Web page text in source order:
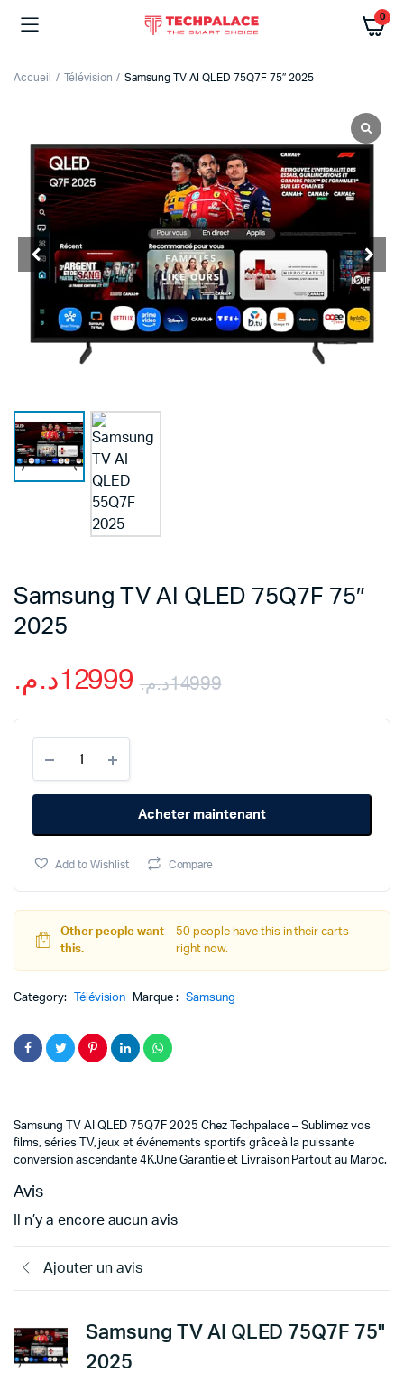
0
Accueil Télévision Samsung TV AI QLED 75Q7F 75″ 2025
Samsung TV AI QLED 75Q7F 75″
2025
14999د.م.
Le
initial
était :
14999د.م..
12999د.م.
Le
actuel
est :
12999د.م..
AI
QLED
75"
quantity
Acheter maintenant
Add to Wishlist Compare
Other people want
this.
50 people have this in their carts
right now.
Category: Télévision Marque : Samsung
Samsung TV AI QLED 75Q7F 2025 Chez Techpalace – Sublimez vos
films, séries TV, jeux et événements sportifs grâce à la puissante
conversion ascendante 4K.Une Garantie et Livraison Partout au Maroc.
Avis
Il n’y a encore aucun avis
Ajouter un avis
Samsung TV AI QLED 75Q7F 75"
2025